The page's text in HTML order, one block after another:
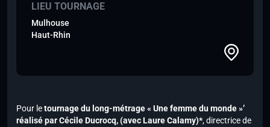
LIEU TOURNAGE
Mulhouse
Haut-Rhin
Pour letournage du long-métrage « Une femme du monde »’
réalisé par Cécile Ducrocq,(avec Laure Calamy)*, directrice de